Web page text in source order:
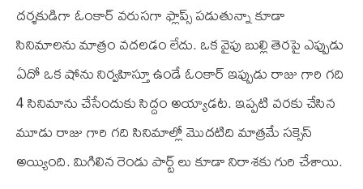
దర్శకుడిగా ఓంకార్‌ వరుసగా ఫ్లాప్స్‌ పడుతున్నా కూడా
సినిమాలను మాత్రం వదలడం లేదు. ఒక వైపు బుల్లి తెరపై ఎప్పుడు
ఏదో ఒక షోను నిర్వహిస్తూ ఉండే ఓంకార్‌ ఇప్పుడు రాజు గారి గది
4 సినిమాను చేసేందుకు సిద్దం అయ్యాడట. ఇప్పటి వరకు చేసిన
మూడు రాజు గారి గది సినిమాల్లో మొదటిది మాత్రమే సక్సెస్‌
అయ్యింది. మిగిలిన రెండు పార్ట్‌ లు కూడా నిరాశకు గురి చేశాయి.